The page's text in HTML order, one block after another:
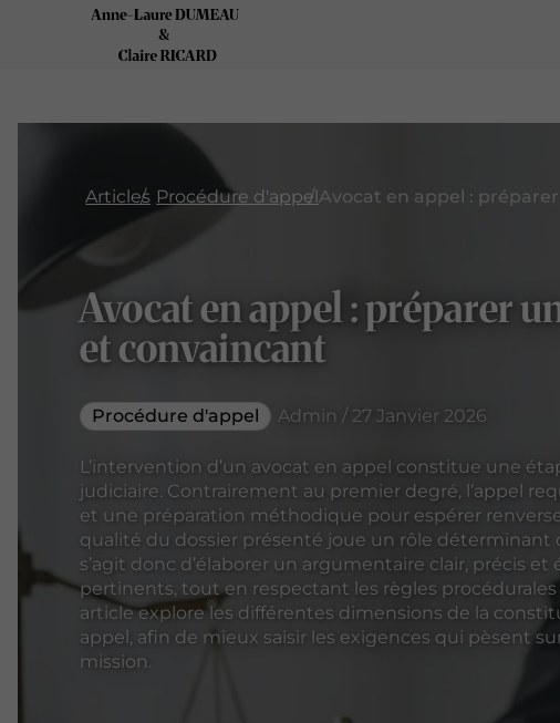
Articles Procédure d'appel
Avocat en appel : préparer
et convaincant
Procédure d'appel Admin / 27 Janvier 2026
L’intervention d’un avocat en appel constitue une
judiciaire. Contrairement au premier degré, l’appel
et une préparation méthodique pour espérer
qualité du dossier présenté joue un rôle déterminant
s’agit donc d’élaborer un argumentaire clair, précis
pertinents, tout en respectant les règles
article explore les différentes dimensions de la
appel, afin de mieux saisir les exigences qui pèsent
mission.